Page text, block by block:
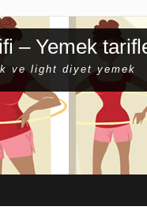
– Yemek
ve light diyet yemek